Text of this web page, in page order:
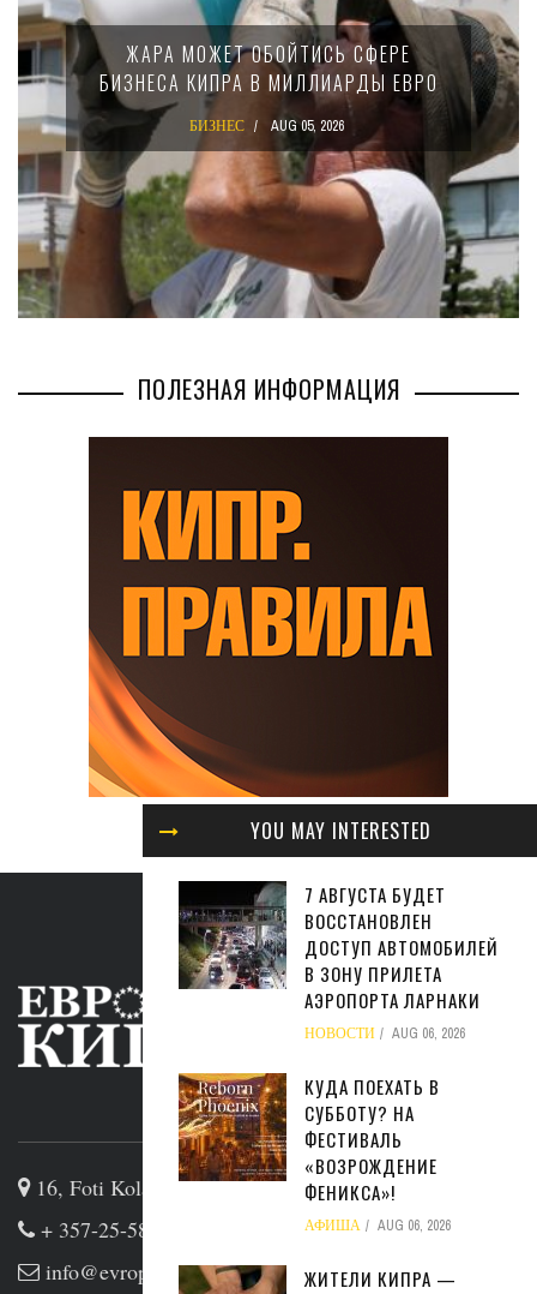
YOU MAY INTERESTED
7 АВГУСТА БУДЕТ
ВОССТАНОВЛЕН
ДОСТУП АВТОМОБИЛЕЙ
В ЗОНУ ПРИЛЕТА
АЭРОПОРТА ЛАРНАКИ
НОВОСТИ AUG 06, 2026
КУДА ПОЕХАТЬ В
СУББОТУ? НА
ФЕСТИВАЛЬ
«ВОЗРОЖДЕНИЕ
ФЕНИКСА»!
АФИША AUG 06, 2026
ЖИТЕЛИ КИПРА —
СФЕРЕ
ЕВРО
МИНФИН КИПРА ПЕРЕПИСАЛ
15-ПРОЦЕНТНОМ
КРУПНЫХ
КОМПАНИЙ
БИЗНЕС AUG 02, 2026
ПОЛЕЗНАЯ ИНФОРМАЦИЯ
ABOUT US
16, Foti Kolakidi str, 3031, Limassol, Cyprus
+ 357-25-581133
info@evropakipr.com